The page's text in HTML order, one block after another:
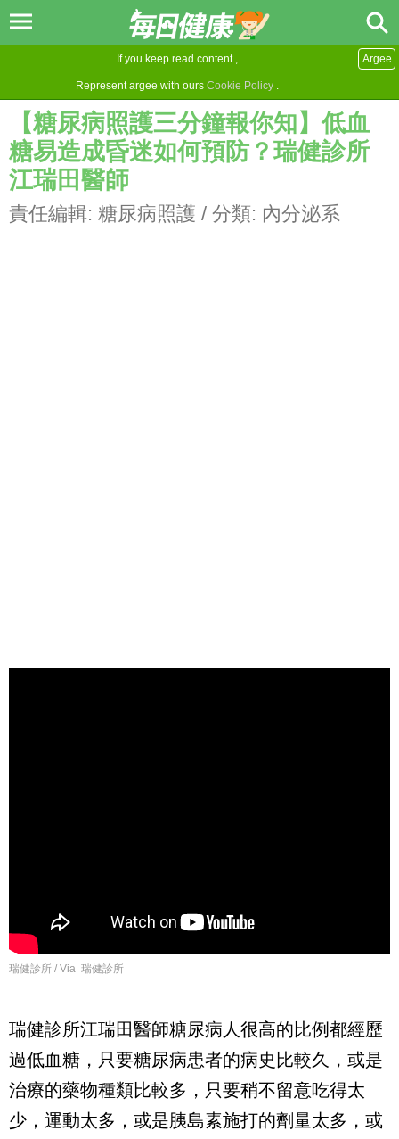
If you keep read content ,
Represent argee with ours Cookie Policy .
Argee
【糖尿病照護三分鐘報你知】低血
糖易造成昏迷如何預防？瑞健診所
江瑞田醫師
責任編輯: 糖尿病照護 / 分類: 內分泌系
瑞健診所 / Via 瑞健診所
瑞健診所江瑞田醫師糖尿病人很高的比例都經歷
過低血糖，只要糖尿病患者的病史比較久，或是
治療的藥物種類比較多，只要稍不留意吃得太
少，運動太多，或是胰島素施打的劑量太多，或